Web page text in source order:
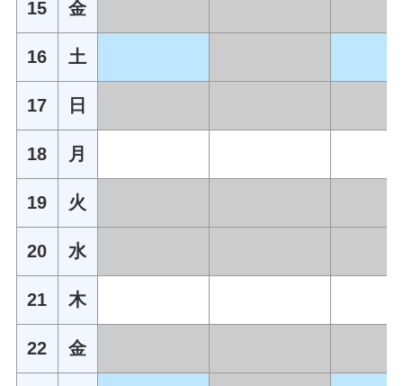
15 金
16 土
17 日
18 月
19 火
20 水
21 木
22 金